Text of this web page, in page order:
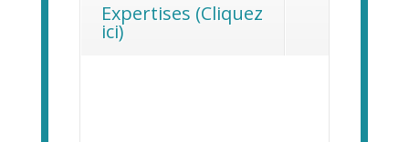
Expertises (Cliquez
ici)